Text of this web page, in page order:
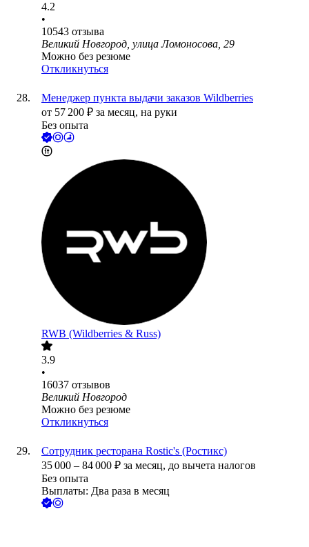
4.2
•
10543 отзыва
Великий Новгород, улица Ломоносова, 29
Можно без резюме
Откликнуться
Менеджер пункта выдачи заказов Wildberries
от 57 200 ₽ за месяц, на руки
Без опыта
RWB (Wildberries & Russ)
3.9
•
16037 отзывов
Великий Новгород
Можно без резюме
Откликнуться
Сотрудник ресторана Rostic's (Ростикс)
35 000 – 84 000 ₽ за месяц, до вычета налогов
Без опыта
Выплаты: Два раза в месяц